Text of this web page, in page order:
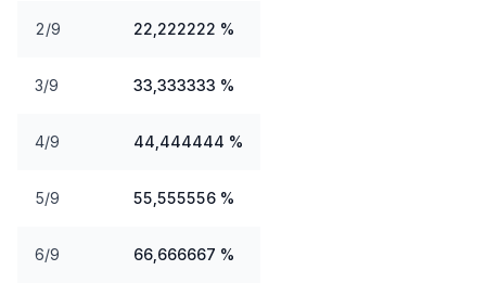
2/9 22,222222 %
3/9 33,333333 %
4/9 44,444444 %
5/9 55,555556 %
6/9 66,666667 %